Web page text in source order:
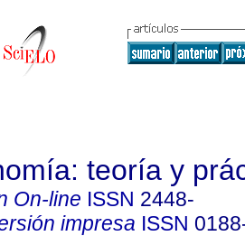
teoría y
On-line ISSN 2448-
impresa ISSN